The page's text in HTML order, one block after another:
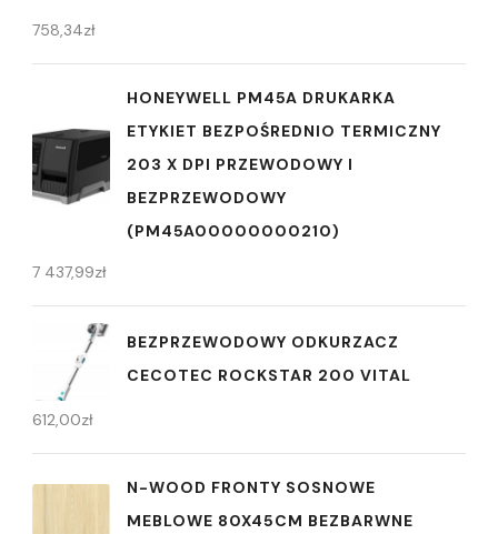
758,34zł
HONEYWELL PM45A DRUKARKA
ETYKIET BEZPOŚREDNIO TERMICZNY
203 X DPI PRZEWODOWY I
BEZPRZEWODOWY
(PM45A00000000210)
7 437,99zł
BEZPRZEWODOWY ODKURZACZ
CECOTEC ROCKSTAR 200 VITAL
612,00zł
N-WOOD FRONTY SOSNOWE
MEBLOWE 80X45CM BEZBARWNE